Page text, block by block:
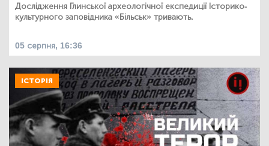
Дослідження Глинської археологічної експедиції Історико-
культурного заповідника «Більськ» тривають.
05 серпня, 16:36
ІСТОРІЯ